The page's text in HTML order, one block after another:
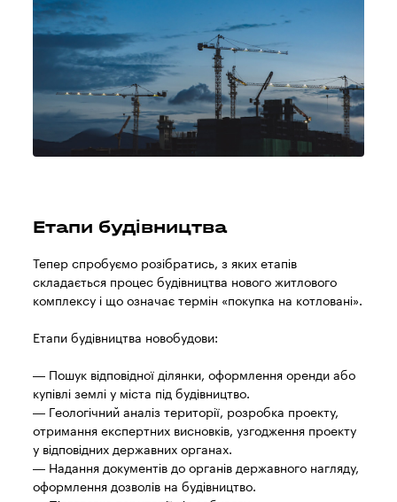
Етапи будівництва
Тепер спробуємо розібратись, з яких етапів
складається процес будівництва нового житлового
комплексу і що означає термін «покупка на котловані».
Етапи будівництва новобудови:
— Пошук відповідної ділянки, оформлення оренди або
купівлі землі у міста під будівництво.
— Геологічний аналіз території, розробка проекту,
отримання експертних висновків, узгодження проекту
у відповідних державних органах.
— Надання документів до органів державного нагляду,
оформлення дозволів на будівництво.